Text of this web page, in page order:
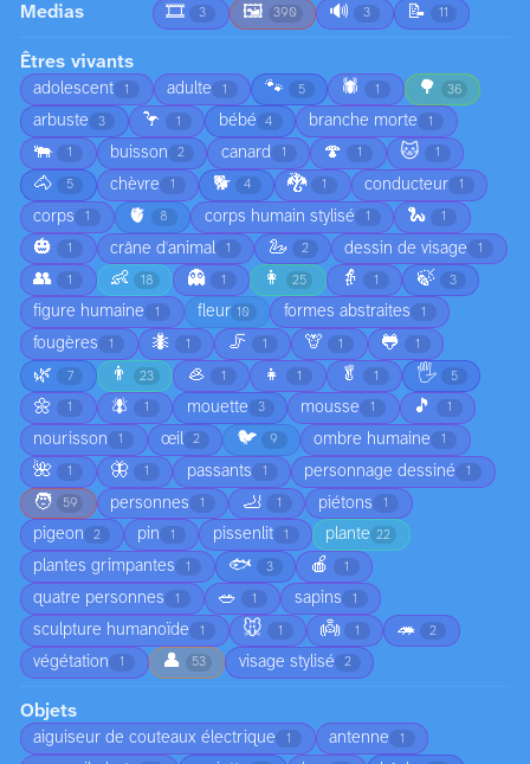
Medias 🎞️ 3 🖼️ 390 🔊 3 📝 11
Êtres vivants
adolescent 1 adulte 1 🐾 5 🕷️ 1 🌳 36
arbuste 3 🦩 1 bébé 4 branche morte 1
🐃 1 buisson 2 canard 1 🍄 1 🐱 1
🐴 5 chèvre 1 🐕 4 🐉 1 conducteur 1
corps 1 🫀 8 corps humain stylisé 1 🐍 1
🎃 1 crâne d'animal 1 🦢 2 dessin de visage 1
👥 1 👶 18 👻 1 👩 25 👵 1 🍃 3
figure humaine 1 fleur 10 formes abstraites 1
fougères 1 🐜 1 🦵 1 🦒 1 🐸 1
🌿 7 👨 23 🦪 1 👧 1 🥬 1 🖐️ 5
🌼 1 🪰 1 mouette 3 mousse 1 🎵 1
nourisson 1 œil 2 🐦 9 ombre humaine 1
🌺 1 🦋 1 passants 1 personnage dessiné 1
🧑 59 personnes 1 🦶 1 piétons 1
pigeon 2 pin 1 pissenlit 1 plante 22
plantes grimpantes 1 🐟 3 🍎 1
quatre personnes 1 🥗 1 sapins 1
sculpture humanoïde 1 🐭 1 👼 1 🦔 2
végétation 1 👤 53 visage stylisé 2
Objets
aiguiseur de couteaux électrique 1 antenne 1